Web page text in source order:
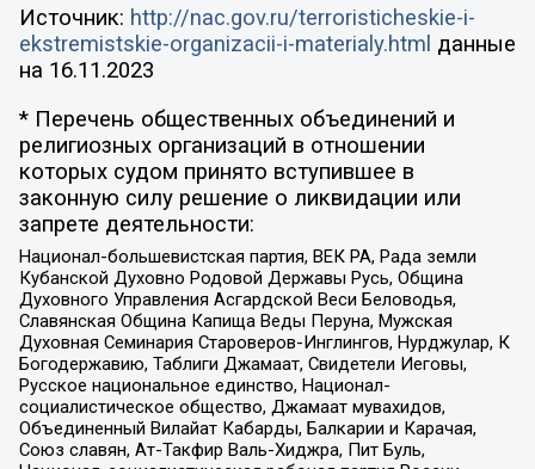
Источник: http://nac.gov.ru/terroristicheskie-i-
ekstremistskie-organizacii-i-materialy.html данные
на 16.11.2023
* Перечень общественных объединений и
религиозных организаций в отношении
которых судом принято вступившее в
законную силу решение о ликвидации или
запрете деятельности:
Национал-большевистская партия, ВЕК РА, Рада земли
Кубанской Духовно Родовой Державы Русь, Община
Духовного Управления Асгардской Веси Беловодья,
Славянская Община Капища Веды Перуна, Мужская
Духовная Семинария Староверов-Инглингов, Нурджулар, К
Богодержавию, Таблиги Джамаат, Свидетели Иеговы,
Русское национальное единство, Национал-
социалистическое общество, Джамаат мувахидов,
Объединенный Вилайат Кабарды, Балкарии и Карачая,
Союз славян, Ат-Такфир Валь-Хиджра, Пит Буль,